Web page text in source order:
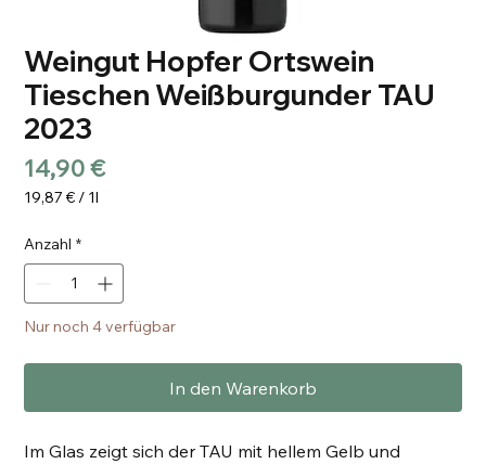
Weingut Hopfer Ortswein
Tieschen Weißburgunder TAU
2023
14,90 €Preis
19,87 € / 1l
pro
1
Anzahl *
Nur noch 4 verfügbar
In den Warenkorb
Im Glas zeigt sich der TAU mit hellem Gelb und